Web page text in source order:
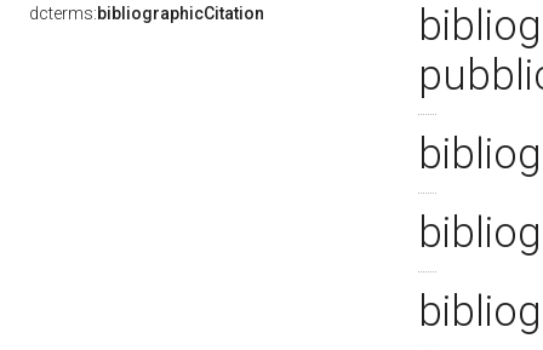
dcterms:bibliographicCitation